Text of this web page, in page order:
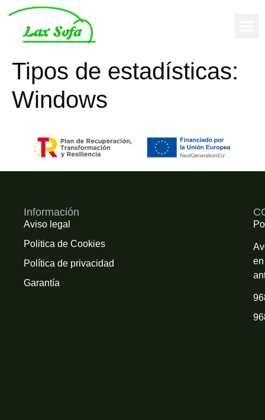
Tipos de estadísticas:
Windows
Información
Aviso legal
Politica de Cookies
Política de privacidad
Garantía